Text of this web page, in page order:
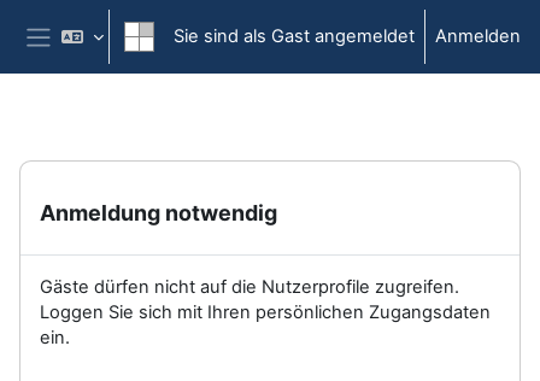
Zum Hauptinhalt
Website-Übersicht
Sie sind als Gast angemeldet Anmelden
Anmeldung notwendig
Gäste dürfen nicht auf die Nutzerprofile zugreifen.
Loggen Sie sich mit Ihren persönlichen Zugangsdaten
ein.